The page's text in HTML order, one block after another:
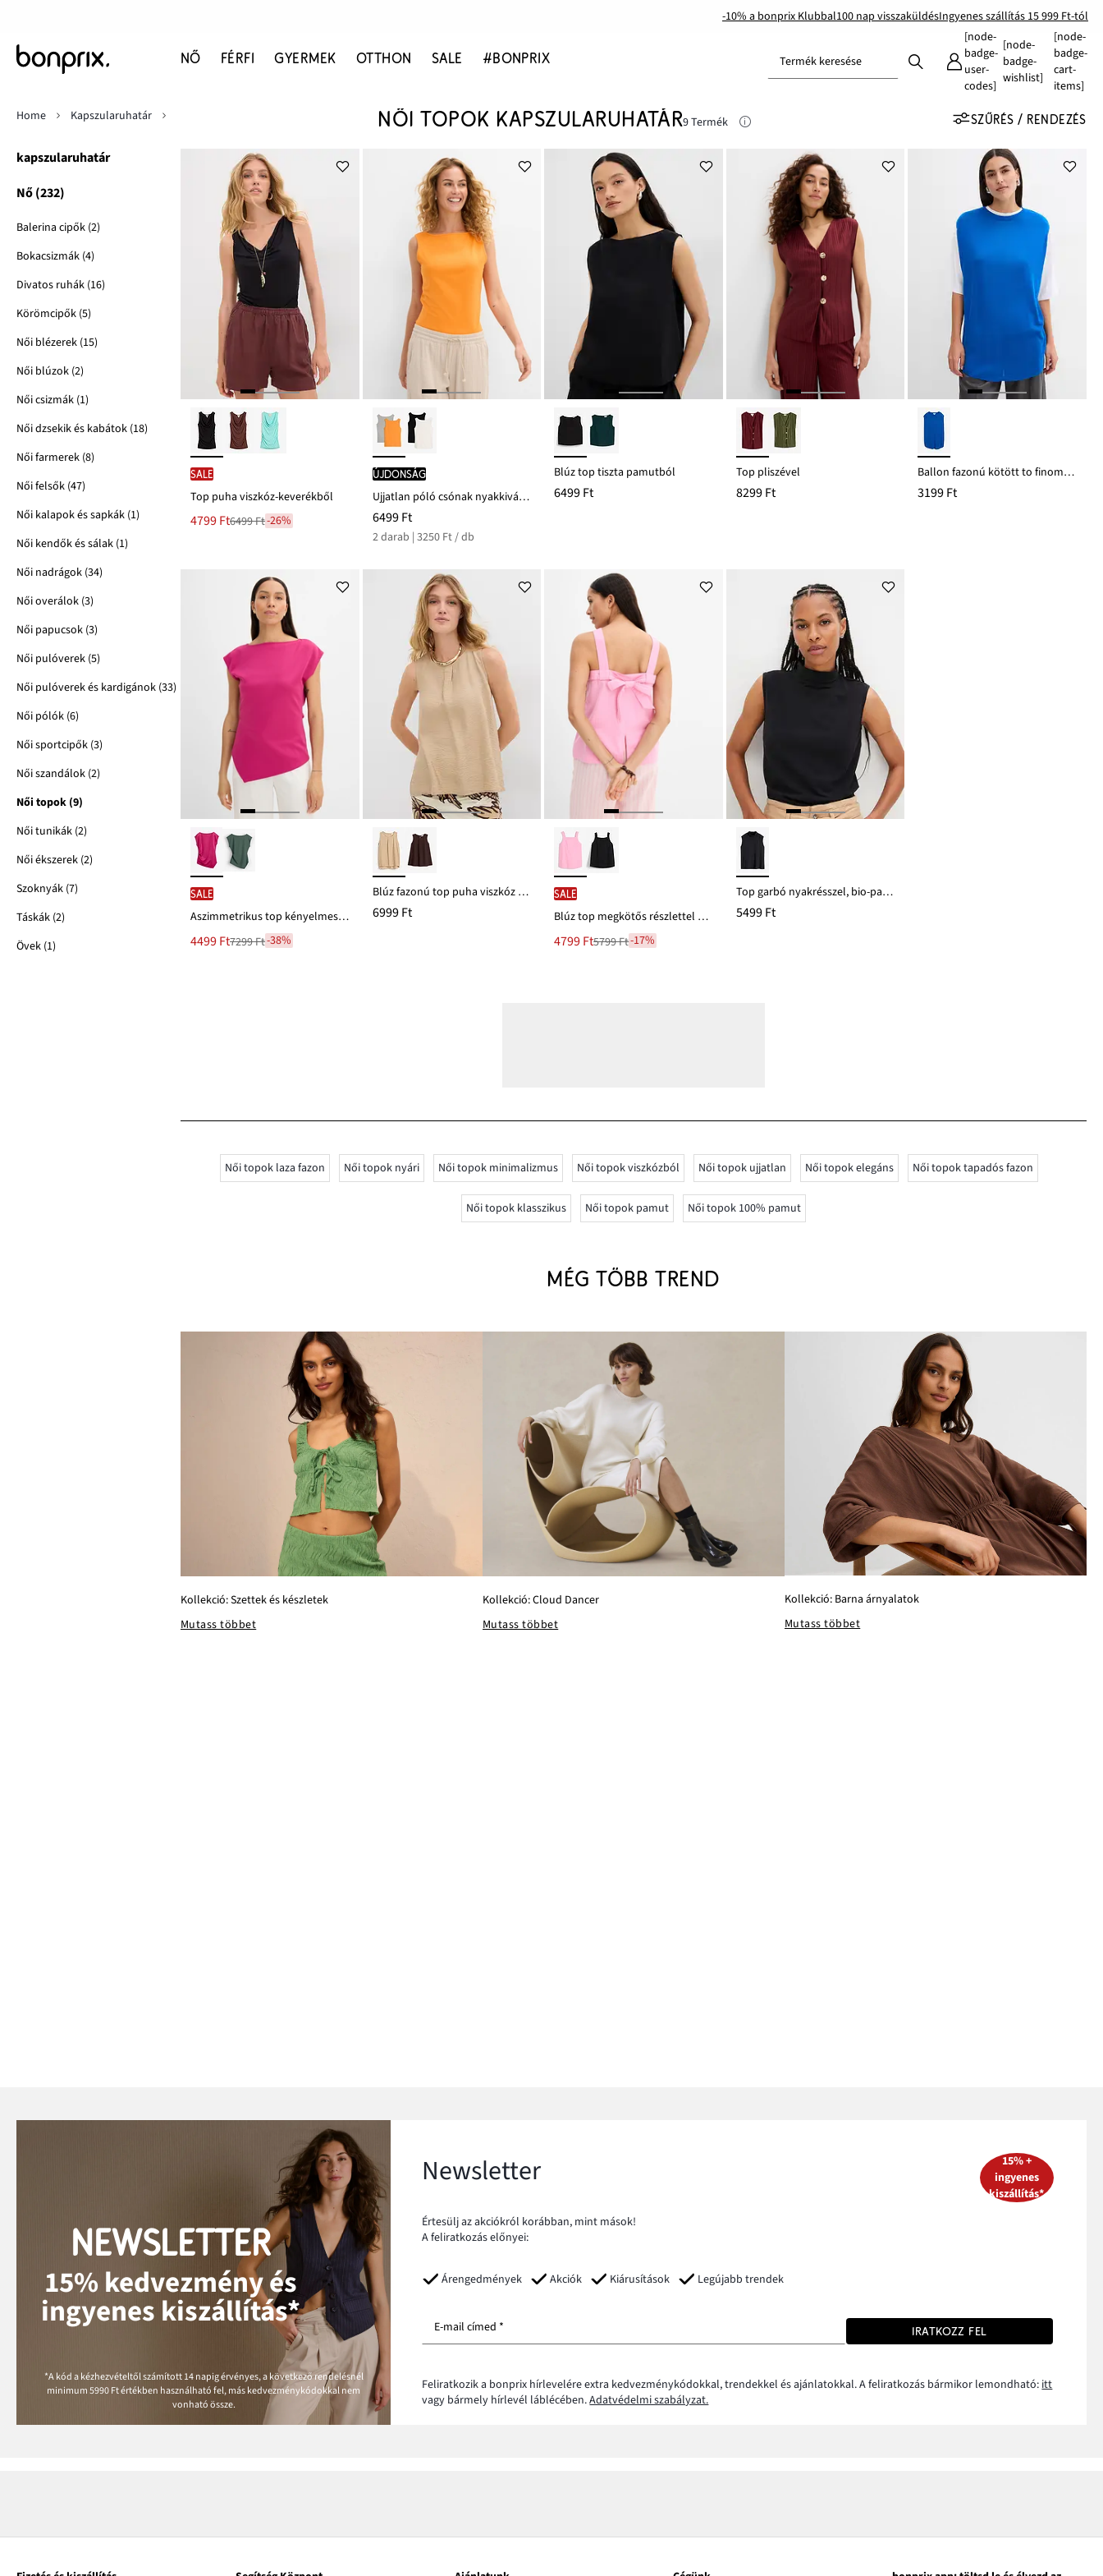
-10% a bonprix Klubbal100 nap visszaküldésIngyenes szállítás 15 999 Ft-tól
NŐ FÉRFI GYERMEK OTTHON SALE #BONPRIX Termék keresése
[node-
badge-
user-
codes]
[node-
badge-
wishlist]
[node-
badge-
cart-
items]
kapszularuhatár
Nő (232)
Balerina cipők (2)
Bokacsizmák (4)
Divatos ruhák (16)
Körömcipők (5)
Női blézerek (15)
Női blúzok (2)
Női csizmák (1)
Női dzsekik és kabátok (18)
Női farmerek (8)
Női felsők (47)
Női kalapok és sapkák (1)
Női kendők és sálak (1)
Női nadrágok (34)
Női overálok (3)
Női papucsok (3)
Női pulóverek (5)
Női pulóverek és kardigánok (33)
Női pólók (6)
Női sportcipők (3)
Női szandálok (2)
Női topok (9)
Női tunikák (2)
Női ékszerek (2)
Szoknyák (7)
Táskák (2)
Övek (1)
Home Kapszularuhatár NŐI TOPOK KAPSZULARUHATÁR9 Termék SZŰRÉS / RENDEZÉS
SALE
Top puha viszkóz-keverékből
Új
4799 Ft
Leárazva6499 Ft-26%
újdonság
Ujjatlan póló csónak nyakkivágással (2 db-os csomag)
6499 Ft
2 darab | 3250 Ft / db
Blúz top tiszta pamutból
6499 Ft
Top pliszével
8299 Ft
Ballon fazonú kötött to finom viszkózból
3199 Ft
SALE
Aszimmetrikus top kényelmes Scuba-anyagból
Új
4499 Ft
Leárazva7299 Ft-38%
Blúz fazonú top puha viszkóz keverékből
6999 Ft
SALE
Blúz top megkötős részlettel a hátoldalán, viszkóz-keverékből
Új
4799 Ft
Leárazva5799 Ft-17%
Top garbó nyakrésszel, bio-pamutból
5499 Ft
Női topok laza fazon Női topok nyári Női topok minimalizmus Női topok viszkózból Női topok ujjatlan Női topok elegáns Női topok tapadós fazon
Női topok klasszikus Női topok pamut Női topok 100% pamut
MÉG TÖBB TREND
Kollekció: Szettek és készletek
Mutass többet
Kollekció: Cloud Dancer
Mutass többet
Kollekció: Barna árnyalatok
Mutass többet
NEWSLETTER
15% kedvezmény és
ingyenes kiszállítás*
*A kód a kézhezvételtől számított 14 napig érvényes, a következő rendelésnél
minimum5990 Ftértékben használható fel, más kedvezménykódokkal nem
vonható össze.
Newsletter
Értesülj az akciókról korábban, mint mások!
A feliratkozás előnyei:
Árengedmények Akciók Kiárusítások Legújabb trendek
15% +
ingyenes
kiszállítás*
E-mail címed * IRATKOZZ FEL
Feliratkozik a bonprix hírlevelére extra kedvezménykódokkal, trendekkel és ajánlatokkal. A feliratkozás bármikor lemondható:itt
vagy bármely hírlevél láblécében.Adatvédelmi szabályzat.